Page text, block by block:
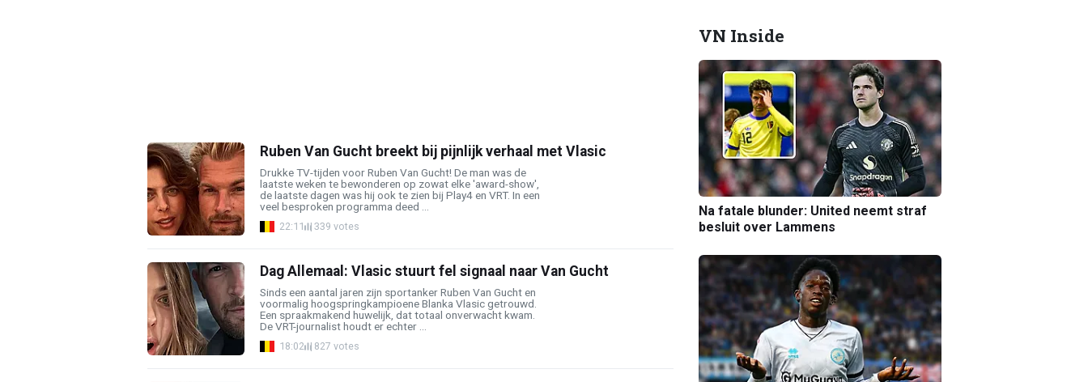
Ruben Van Gucht breekt bij pijnlijk verhaal met Vlasic
Drukke TV-tijden voor Ruben Van Gucht! De man was de
laatste weken te bewonderen op zowat elke 'award-show',
de laatste dagen was hij ook te zien bij Play4 en VRT. In een
veel besproken programma deed ...
22:11 339 votes
Dag Allemaal: Vlasic stuurt fel signaal naar Van Gucht
Sinds een aantal jaren zijn sportanker Ruben Van Gucht en
voormalig hoogspringkampioene Blanka Vlasic getrouwd.
Een spraakmakend huwelijk, dat totaal onverwacht kwam.
De VRT-journalist houdt er echter ...
18:02 827 votes
VN Inside
Na fatale blunder: United neemt straf
besluit over Lammens